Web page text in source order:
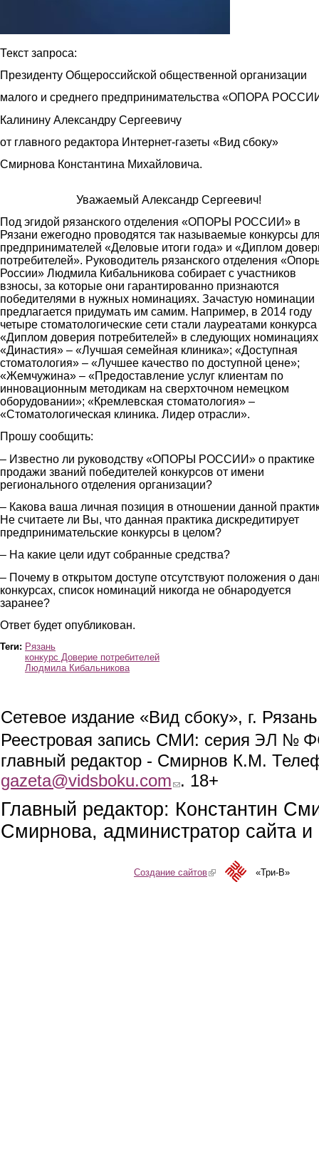
Текст запроса:
Президенту Общероссийской общественной организации
малого и среднего предпринимательства «ОПОРА
Калинину Александру Сергеевичу
от главного редактора Интернет-газеты «Вид сбоку»
Смирнова Константина Михайловича.
Уважаемый Александр Сергеевич!
Под эгидой рязанского отделения «ОПОРЫ РОССИИ» в
Рязани ежегодно проводятся так называемые конкурсы
предпринимателей «Деловые итоги года» и «Диплом
потребителей». Руководитель рязанского отделения
России» Людмила Кибальникова собирает с участников
взносы, за которые они гарантированно признаются
победителями в нужных номинациях. Зачастую номинации
предлагается придумать им самим. Например, в 2014 году
четыре стоматологические сети стали лауреатами конкурса
«Диплом доверия потребителей» в следующих
«Династия» – «Лучшая семейная клиника»; «Доступная
стоматология» – «Лучшее качество по доступной цене»;
«Жемчужина» – «Предоставление услуг клиентам по
инновационным методикам на сверхточном немецком
оборудовании»; «Кремлевская стоматология» –
«Стоматологическая клиника. Лидер отрасли».
Прошу сообщить:
– Известно ли руководству «ОПОРЫ РОССИИ» о практике
продажи званий победителей конкурсов от имени
регионального отделения организации?
– Какова ваша личная позиция в отношении данной
Не считаете ли Вы, что данная практика дискредитирует
предпринимательские конкурсы в целом?
– На какие цели идут собранные средства?
– Почему в открытом доступе отсутствуют положения о
конкурсах, список номинаций никогда не обнародуется
заранее?
Ответ будет опубликован.
Теги: Рязань
конкурс Доверие потребителей
Людмила Кибальникова
Сетевое издание «Вид сбоку», г.
Реестровая запись СМИ: серия ЭЛ №
главный редактор - Смирнов К.М.
gazeta@vidsboku.com (link sends e-mail)
. 18+
Главный редактор: Константин
Смирнова, администратор сайта
Создание сайтов(link is external)«Три-В»